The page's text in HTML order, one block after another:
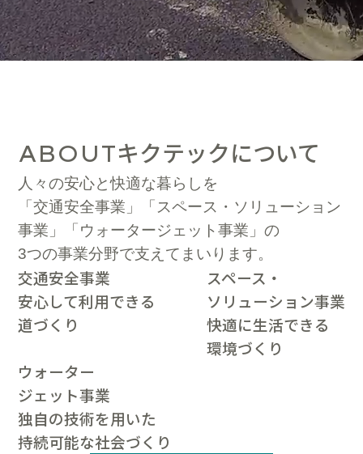
ABOUTキクテックについて
人々の安心と快適な暮らしを
「交通安全事業」「スペース・ソリューション
事業」「ウォータージェット事業」の
3つの事業分野で支えてまいります。
交通安全事業
安心して利用できる
道づくり
スペース・
ソリューション事業
快適に生活できる
環境づくり
ウォーター
ジェット事業
独自の技術を用いた
持続可能な社会づくり